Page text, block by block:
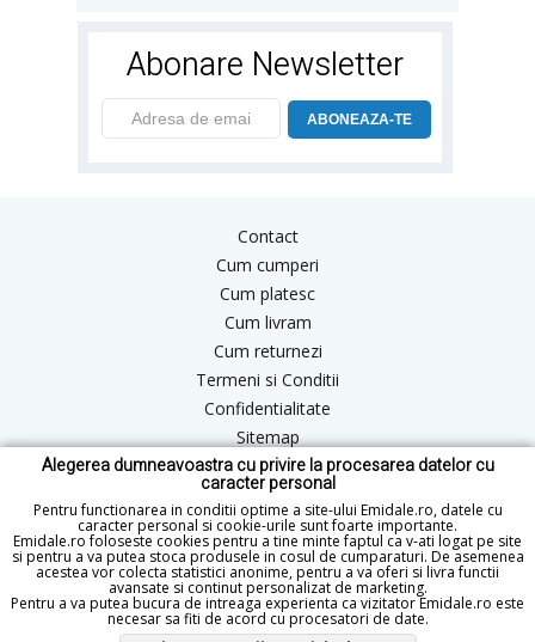
Alegerea dumneavoastra cu privire la procesarea datelor cu
caracter personal
Pentru functionarea in conditii optime a site-ului Emidale.ro, datele cu
caracter personal si cookie-urile sunt foarte importante.
Emidale.ro foloseste cookies pentru a tine minte faptul ca v-ati logat pe site
si pentru a va putea stoca produsele in cosul de cumparaturi. De asemenea
acestea vor colecta statistici anonime, pentru a va oferi si livra functii
avansate si continut personalizat de marketing.
Pentru a va putea bucura de intreaga experienta ca vizitator Emidale.ro este
necesar sa fiti de acord cu procesatori de date.
Abonare Newsletter
ABONEAZA-TE
Contact
Cum cumperi
Cum platesc
Cum livram
Cum returnezi
Termeni si Conditii
Confidentialitate
Sitemap
Blog
ANPC
office@emidale.ro
© Copyright 2015 - 2026 emidale.ro